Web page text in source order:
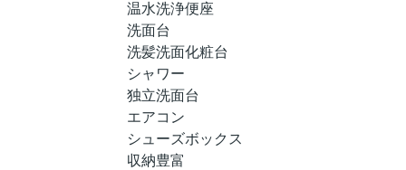
温水洗浄便座
洗面台
洗髪洗面化粧台
シャワー
独立洗面台
エアコン
シューズボックス
収納豊富